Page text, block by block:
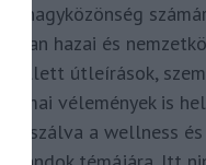
nagyközönség
hazai és
útleírások,
vélemények is
fókuszálva a wellness és